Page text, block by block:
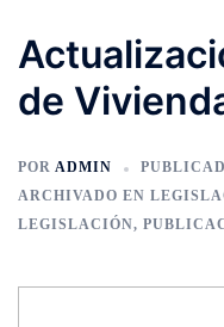
de
POR ADMIN
ARCHIVADO EN
LEGISLACIÓN,